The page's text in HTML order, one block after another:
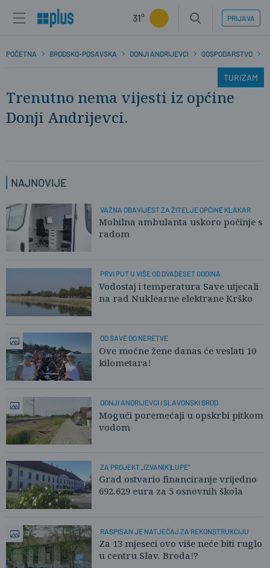
31° PRIJAVA
POČETNA BRODSKO-POSAVSKA DONJI ANDRIJEVCI GOSPODARSTVO
TURIZAM
Trenutno nema vijesti iz općine
Donji Andrijevci.
NAJNOVIJE
VAŽNA OBAVIJEST ZA ŽITELJE OPĆINE KLAKAR
Mobilna ambulanta uskoro počinje s
radom
PRVI PUT U VIŠE OD DVADESET GODINA
Vodostaj i temperatura Save utjecali
na rad Nuklearne elektrane Krško
OD SAVE DO NERETVE
Ove moćne žene danas će veslati 10
kilometara!
DONJI ANDRIJEVCI I SLAVONSKI BROD
Mogući poremećaji u opskrbi pitkom
vodom
ZA PROJEKT „IZVAN(K)LUPE"
Grad ostvario financiranje vrijedno
692.629 eura za 5 osnovnih škola
RASPISAN JE NATJEČAJ ZA REKONSTRUKCIJU
Za 13 mjeseci ovo više neće biti ruglo
u centru Slav. Broda!?